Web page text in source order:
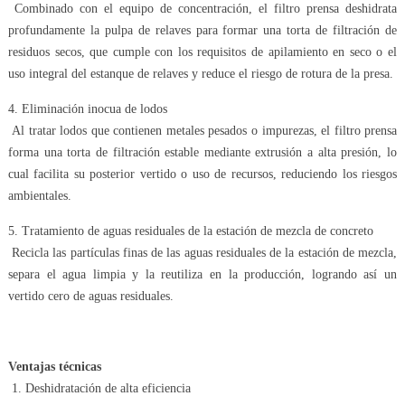
Combinado con el equipo de concentración, el filtro prensa deshidrata
profundamente la pulpa de relaves para formar una torta de filtración de
residuos secos, que cumple con los requisitos de apilamiento en seco o el
uso integral del estanque de relaves y reduce el riesgo de rotura de la presa.
4. Eliminación inocua de lodos
Al tratar lodos que contienen metales pesados o impurezas, el filtro prensa
forma una torta de filtración estable mediante extrusión a alta presión, lo
cual facilita su posterior vertido o uso de recursos, reduciendo los riesgos
ambientales.
5. Tratamiento de aguas residuales de la estación de mezcla de concreto
Recicla las partículas finas de las aguas residuales de la estación de mezcla,
separa el agua limpia y la reutiliza en la producción, logrando así un
vertido cero de aguas residuales.
Ventajas técnicas
1. Deshidratación de alta eficiencia